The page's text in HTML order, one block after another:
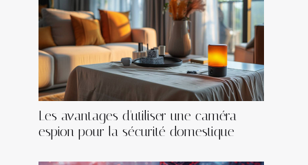
Les avantages d'utiliser une caméra
espion pour la sécurité domestique